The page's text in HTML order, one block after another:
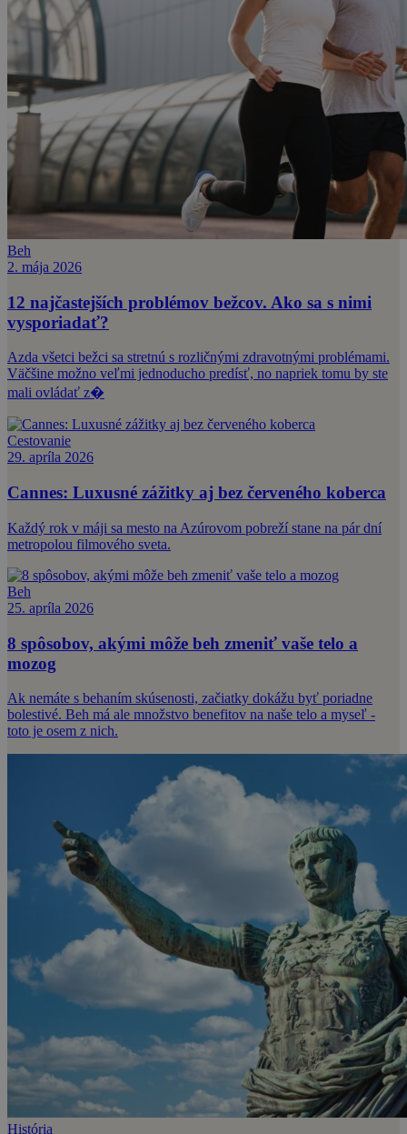
Beh
2. mája 2026
12 najčastejších problémov bežcov. Ako sa s nimi
vysporiadať?
Azda všetci bežci sa stretnú s rozličnými zdravotnými problémami.
Väčšine možno veľmi jednoducho predísť, no napriek tomu by ste
mali ovládať z�
Cestovanie
29. apríla 2026
Cannes: Luxusné zážitky aj bez červeného koberca
Každý rok v máji sa mesto na Azúrovom pobreží stane na pár dní
metropolou filmového sveta.
Beh
25. apríla 2026
8 spôsobov, akými môže beh zmeniť vaše telo a
mozog
Ak nemáte s behaním skúsenosti, začiatky dokážu byť poriadne
bolestivé. Beh má ale množstvo benefitov na naše telo a myseľ -
toto je osem z nich.
História